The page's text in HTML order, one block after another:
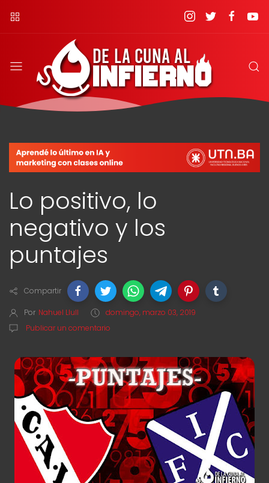
Lo positivo, lo
negativo y los
puntajes
Compartir
Por Nahuel Llull
domingo, marzo 03, 2019
Publicar un comentario